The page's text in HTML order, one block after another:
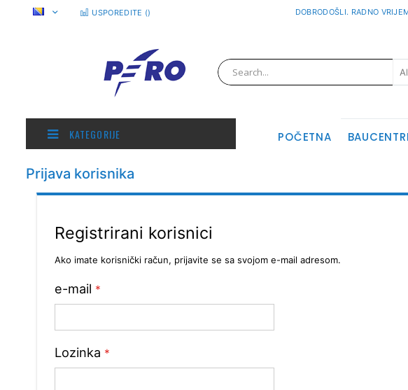
Preskoči
DOBRODOŠLI. RADNO
USPOREDITE ()
Pretraživanje
KATEGORIJE POČETNA BAUCENTRI
Prijava korisnika
Registrirani korisnici
Ako imate korisnički račun, prijavite se sa svojom e-mail adresom.
e-mail
Lozinka